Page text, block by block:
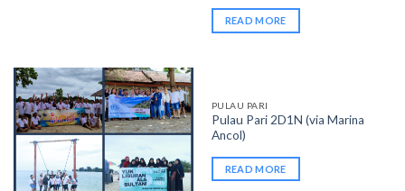
READ MORE
PULAU PARI
Pulau Pari 2D1N (via Marina
Ancol)
READ MORE